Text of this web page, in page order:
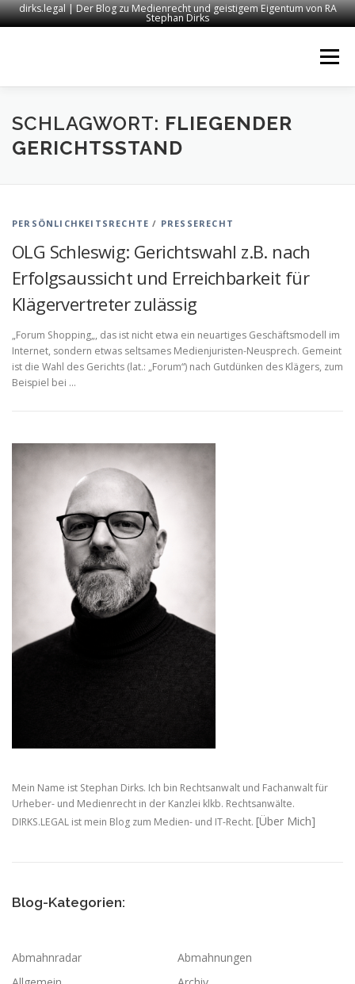
dirks.legal | Der Blog zu Medienrecht und geistigem Eigentum von RA
Stephan Dirks
Menü
START KONTAKT RECHTSANWALT DIRKS
SCHLAGWORT: FLIEGENDER
GERICHTSSTAND
PERSÖNLICHKEITSRECHTE / PRESSERECHT
OLG Schleswig: Gerichtswahl z.B. nach
Erfolgsaussicht und Erreichbarkeit für
Klägervertreter zulässig
„Forum Shopping„, das ist nicht etwa ein neuartiges Geschäftsmodell im
Internet, sondern etwas seltsames Medienjuristen-Neusprech. Gemeint
ist die Wahl des Gerichts (lat.: „Forum“) nach Gutdünken des Klägers, zum
Beispiel bei …
Mein Name ist Stephan Dirks. Ich bin Rechtsanwalt und Fachanwalt für
Urheber- und Medienrecht in der Kanzlei klkb. Rechtsanwälte.
DIRKS.LEGAL ist mein Blog zum Medien- und IT-Recht. [Über Mich]
Blog-Kategorien:
Abmahnradar
Abmahnungen